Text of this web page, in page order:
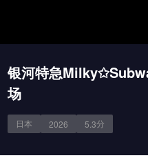
银河特急
场
日本 2026 5.3分